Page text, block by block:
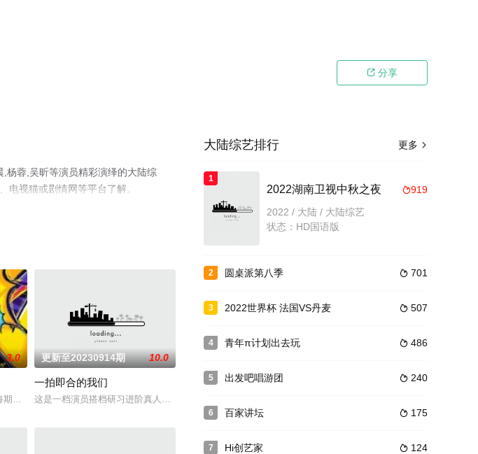
 分享
杨蓉,吴昕等演员精彩演绎的大陆综
电视猫或剧情网等平台了解。
日起
青年齐聚于“森林”之中，通过多维竞技体系
3.0
邀请剧组主创/主演定制专属主题，通过主题游戏互动、互爆剧组拍摄趣事，嘉宾在线
更新至20230914期 10.0
一拍即合的我们
这是一档演员搭档研习进阶真人秀节目，青年演员们通过共同的生活和训练，研习荧幕搭档的塑造方式，展现
更多 
大陆综艺排行
1
919
2022湖南卫视中秋之夜
2022 / 大陆 / 大陆综艺
状态：HD国语版
2  701
圆桌派第八季
3  507
2022世界杯 法国VS丹麦
4  486
青年π计划出去玩
5  240
出发吧唱游团
6  175
百家讲坛
7  124
Hi创艺家